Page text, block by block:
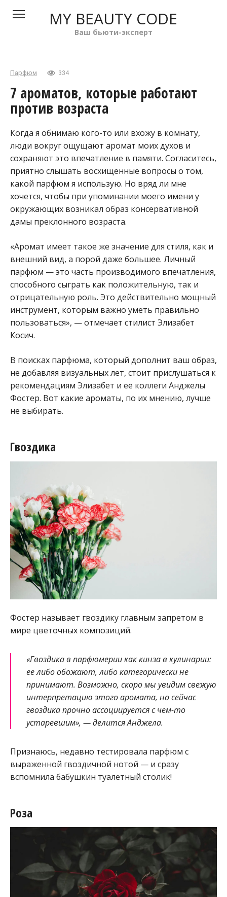
MY BEAUTY CODE
Ваш бьюти-эксперт
Парфюм 334
7 ароматов, которые работают
против возраста
Когда я обнимаю кого-то или вхожу в комнату,
люди вокруг ощущают аромат моих духов и
сохраняют это впечатление в памяти. Согласитесь,
приятно слышать восхищенные вопросы о том,
какой парфюм я использую. Но вряд ли мне
хочется, чтобы при упоминании моего имени у
окружающих возникал образ консервативной
дамы преклонного возраста.
«Аромат имеет такое же значение для стиля, как и
внешний вид, а порой даже большее. Личный
парфюм — это часть производимого впечатления,
способного сыграть как положительную, так и
отрицательную роль. Это действительно мощный
инструмент, которым важно уметь правильно
пользоваться», — отмечает стилист Элизабет
Косич.
В поисках парфюма, который дополнит ваш образ,
не добавляя визуальных лет, стоит прислушаться к
рекомендациям Элизабет и ее коллеги Анджелы
Фостер. Вот какие ароматы, по их мнению, лучше
не выбирать.
Гвоздика
Фостер называет гвоздику главным запретом в
мире цветочных композиций.
«Гвоздика в парфюмерии как кинза в кулинарии:
ее либо обожают, либо категорически не
принимают. Возможно, скоро мы увидим свежую
интерпретацию этого аромата, но сейчас
гвоздика прочно ассоциируется с чем-то
устаревшим», — делится Анджела.
Признаюсь, недавно тестировала парфюм с
выраженной гвоздичной нотой — и сразу
вспомнила бабушкин туалетный столик!
Роза